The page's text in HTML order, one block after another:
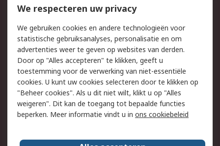
Bestellen
Inkoopoplossingen
Track & Trace
Wettelijk
Cookiebeleid
Email veiligheid
Privacybeleid
Websitevoorwaarden
Algemene
verkoopvoorwaarden
Over RS
We respecteren uw privacy
We gebruiken cookies en andere technologieën voor
statistische gebruiksanalyses, personalisatie en om
advertenties weer te geven op websites van derden.
Door op "Alles accepteren" te klikken, geeft u
toestemming voor de verwerking van niet-essentiële
cookies. U kunt uw cookies selecteren door te klikken op
"Beheer cookies". Als u dit niet wilt, klikt u op "Alles
weigeren". Dit kan de toegang tot bepaalde functies
beperken. Meer informatie vindt u in ons cookiebeleid